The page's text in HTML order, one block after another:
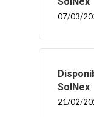
07/03/
SolNex
21/02/